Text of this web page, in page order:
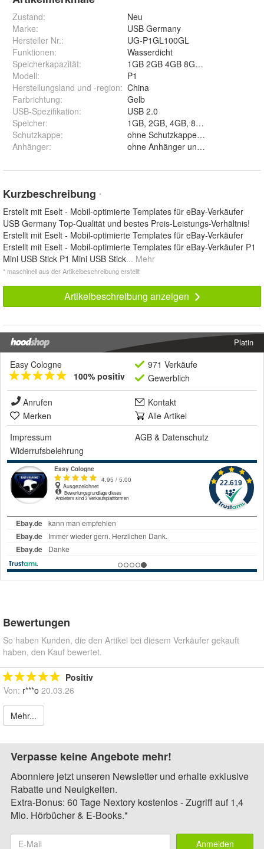
Zustand:
Neu
Marke:
USB Germany
Hersteller Nr.:
UG-P1GL100GL
Funktionen:
Wasserdicht
Speicherkapazität:
1GB 2GB 4GB 8GB 16GB 32GB
Modell:
P1
Herstellungsland und -region: China
Farbrichtung:
Gelb
USB-Spezifikation:
USB 2.0
Speicher:
Schutzkappe:
Anhänger: ohne Anhänger und mit Anhänger
Kurzbeschreibung *
Erstellt mit Eselt - Mobil-optimierte Templates für eBay-Verkäufer
USB Germany Top-Qualität und bestes Preis-Leistungs-Verhältnis!
Erstellt mit Eselt - Mobil-optimierte Templates für eBay-Verkäufer
Erstellt mit Eselt - Mobil-optimierte Templates für eBay-Verkäufer P1
Mini USB Stick P1 Mini USB Stick... Mehr
* maschinell aus der Artikelbeschreibung erstellt
Artikelbeschreibung anzeigen
Platin
Easy Cologne
100% positiv
971 Verkäufe
Gewerblich
Anrufen
Kontakt
Merken
Alle Artikel
Impressum
AGB & Datenschutz
Widerrufsbelehrung
Bewertungen
So haben Kunden, die den Artikel bei diesem Verkäufer gekauft
haben, den Kauf bewertet.
Positiv
Von: r***o 20.03.26
Mehr...
Verpasse keine Angebote mehr!
Abonniere jetzt unseren Newsletter und erhalte exklusive
Rabatte und Neuigkeiten.
Extra-Bonus: 60 Tage Nextory kostenlos - Zugriff auf 1,4
Mio. Hörbücher & E-Books.*
Anmelden